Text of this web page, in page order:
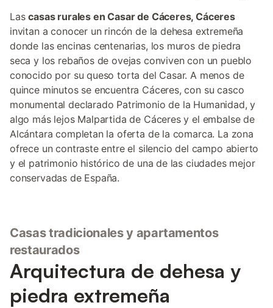
Lascasas rurales en Casar de Cáceres, Cáceres
invitan a conocer un rincón de la dehesa extremeña
donde las encinas centenarias, los muros de piedra
seca y los rebaños de ovejas conviven con un pueblo
conocido por su queso torta del Casar. A menos de
quince minutos se encuentra Cáceres, con su casco
monumental declarado Patrimonio de la Humanidad, y
algo más lejos Malpartida de Cáceres y el embalse de
Alcántara completan la oferta de la comarca. La zona
ofrece un contraste entre el silencio del campo abierto
y el patrimonio histórico de una de las ciudades mejor
conservadas de España.
Casas tradicionales y apartamentos
restaurados
Arquitectura de dehesa y
piedra extremeña